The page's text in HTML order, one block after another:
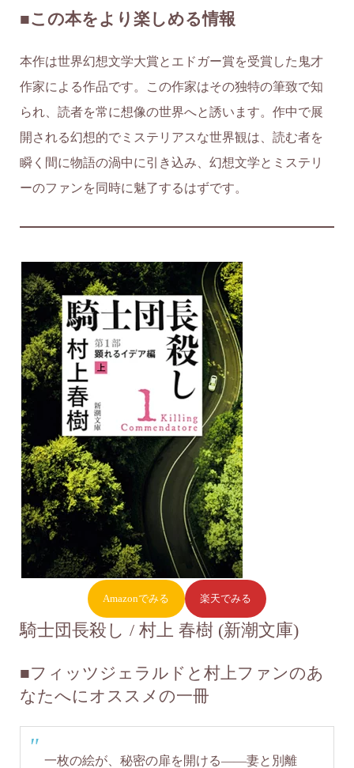
■この本をより楽しめる情報
本作は世界幻想文学大賞とエドガー賞を受賞した鬼才
作家による作品です。この作家はその独特の筆致で知
られ、読者を常に想像の世界へと誘います。作中で展
開される幻想的でミステリアスな世界観は、読む者を
瞬く間に物語の渦中に引き込み、幻想文学とミステリ
ーのファンを同時に魅了するはずです。
Amazonでみる 楽天でみる
騎士団長殺し / 村上 春樹 (新潮文庫)
■フィッツジェラルドと村上ファンのあ
なたへにオススメの一冊
一枚の絵が、秘密の扉を開ける――妻と別離